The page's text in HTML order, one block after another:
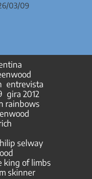
03/09
entrevista
gira 2012
rainbows
selway
king of limbs
skinner